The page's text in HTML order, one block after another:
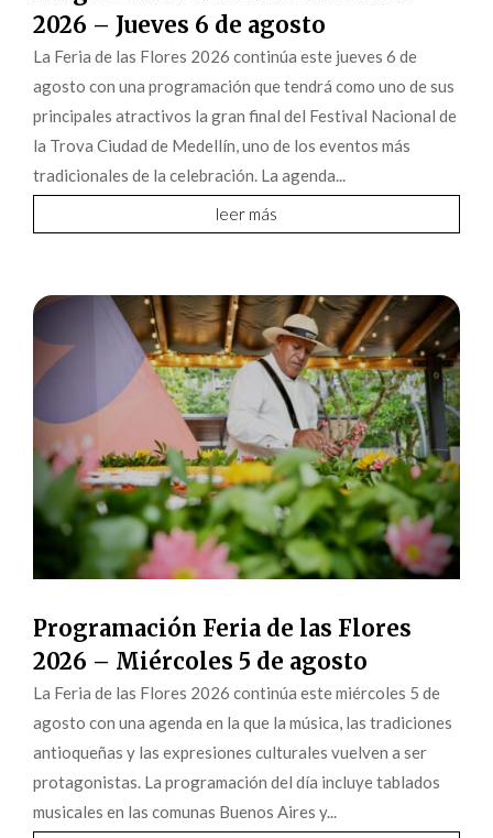
2026 – Jueves 6 de agosto
La Feria de las Flores 2026 continúa este jueves 6 de
agosto con una programación que tendrá como uno de sus
principales atractivos la gran final del Festival Nacional de
la Trova Ciudad de Medellín, uno de los eventos más
tradicionales de la celebración. La agenda...
leer más
Programación Feria de las Flores
2026 – Miércoles 5 de agosto
La Feria de las Flores 2026 continúa este miércoles 5 de
agosto con una agenda en la que la música, las tradiciones
antioqueñas y las expresiones culturales vuelven a ser
protagonistas. La programación del día incluye tablados
musicales en las comunas Buenos Aires y...